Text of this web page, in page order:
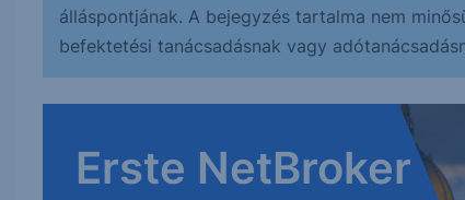
álláspontjának. A bejegyzés tartalma nem
befektetési tanácsadásnak vagy
Erste NetBroker